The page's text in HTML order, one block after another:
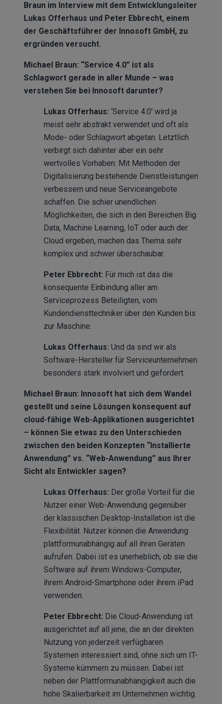
Braun im Interview mit dem Entwicklungsleiter
Lukas Offerhaus und Peter Ebbrecht, einem
der Geschäftsführer der Innosoft GmbH, zu
ergründen versucht.
Michael Braun: “Service 4.0” ist als
Schlagwort gerade in aller Munde – was
verstehen Sie bei Innosoft darunter?
Lukas Offerhaus: ‘Service 4.0′ wird ja
meist sehr abstrakt verwendet und oft als
Mode- oder Schlagwort abgetan. Letztlich
verbirgt sich dahinter aber ein sehr
wertvolles Vorhaben: Mit Methoden der
Digitalisierung bestehende Dienstleistungen
verbessern und neue Serviceangebote
schaffen. Die schier unendlichen
Möglichkeiten, die sich in den Bereichen Big
Data, Machine Learning, IoT oder auch der
Cloud ergeben, machen das Thema sehr
komplex und schwer überschaubar.
Peter Ebbrecht: Für mich ist das die
konsequente Einbindung aller am
Serviceprozess Beteiligten, vom
Kundendiensttechniker über den Kunden bis
zur Maschine.
Lukas Offerhaus: Und da sind wir als
Software-Hersteller für Serviceunternehmen
besonders stark involviert und gefordert.
Michael Braun: Innosoft hat sich dem Wandel
gestellt und seine Lösungen konsequent auf
cloud-fähige Web-Applikationen ausgerichtet
– können Sie etwas zu den Unterschieden
zwischen den beiden Konzepten “Installierte
Anwendung” vs. “Web-Anwendung” aus Ihrer
Sicht als Entwickler sagen?
Lukas Offerhaus: Der große Vorteil für die
Nutzer einer Web-Anwendung gegenüber
der klassischen Desktop-Installation ist die
Flexibilität. Nutzer können die Anwendung
plattformunabhängig auf all ihren Geräten
aufrufen. Dabei ist es unerheblich, ob sie die
Software auf ihrem Windows-Computer,
ihrem Android-Smartphone oder ihrem iPad
verwenden.
Peter Ebbrecht: Die Cloud-Anwendung ist
ausgerichtet auf all jene, die an der direkten
Nutzung von jederzeit verfügbaren
Systemen interessiert sind, ohne sich um IT-
Systeme kümmern zu müssen. Dabei ist
neben der Plattformunabhängigkeit auch die
hohe Skalierbarkeit im Unternehmen wichtig.